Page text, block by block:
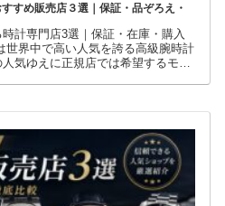
すめ販売店３選｜保証・品ぞろえ・
計専門店3選｜保証・在庫・購入
世界中で高い人気を誇る高級腕時計
気ゆえに正規店では希望するモデ